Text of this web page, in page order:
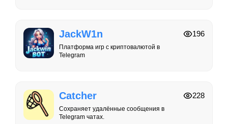
JackW1n
Платформа игр с криптовалютой в
Telegram
196
Catcher
Сохраняет удалённые сообщения в
Telegram чатах.
228